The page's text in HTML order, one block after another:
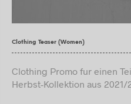
Clothing Teaser (Women)
Clothing Promo fur einen
Herbst-Kollektion aus 2021/